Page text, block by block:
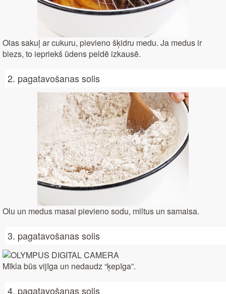
Olas sakuļ ar cukuru, pievieno šķidru medu. Ja medus ir
biezs, to iepriekš ūdens peldē izkausē.
2. pagatavošanas solis
Olu un medus masai pievieno sodu, miltus un samaisa.
3. pagatavošanas solis
Mīkla būs vijīga un nedaudz “ķepīga”.
4. pagatavošanas solis